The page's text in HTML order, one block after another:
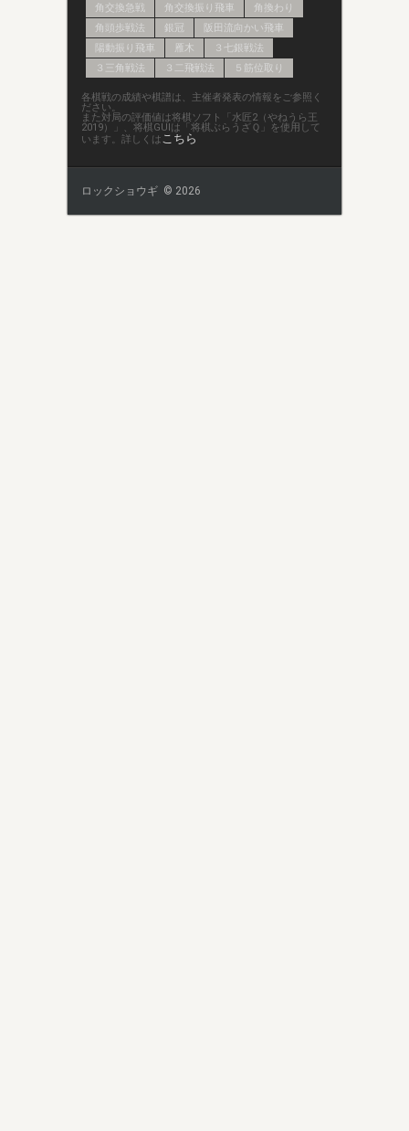
角交換急戦
角交換振り飛車
角換わり
角頭歩戦法
銀冠
阪田流向かい飛車
陽動振り飛車
雁木
３七銀戦法
３三角戦法
３二飛戦法 ５筋位取り
各棋戦の成績や棋譜は、主催者発表の情報をご参照く
ださい。
また対局の評価値は将棋ソフト「水匠2（やねうら王
2019）」、将棋GUIは「将棋ぶらうざＱ」を使用して
います。詳しくは こちら
ロックショウギ © 2026